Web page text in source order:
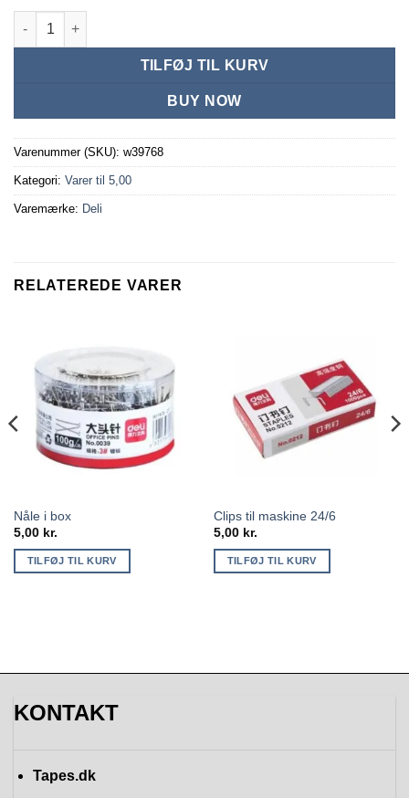
Blyant spidser i plast med opsamler antal
TILFØJ TIL KURV
BUY NOW
Varenummer (SKU): w39768
Kategori: Varer til 5,00
Varemærke: Deli
RELATEREDE VARER
Nåle i box
5,00 kr.
TILFØJ TIL KURV
Clips til maskine 24/6
5,00 kr.
TILFØJ TIL KURV
KONTAKT
Tapes.dk